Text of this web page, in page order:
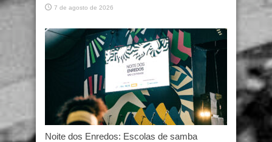
7 de agosto de 2026
Noite dos Enredos: Escolas de samba